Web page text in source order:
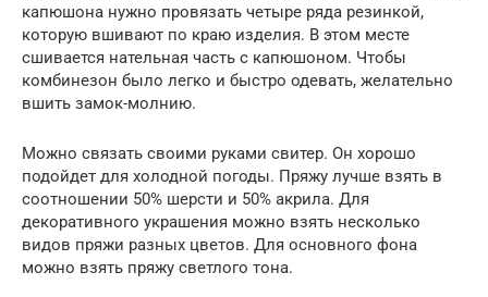
капюшона нужно провязать четыре ряда резинкой,
которую вшивают по краю изделия. В этом месте
сшивается нательная часть с капюшоном. Чтобы
комбинезон было легко и быстро одевать, желательно
вшить замок-молнию.
Можно связать своими руками свитер. Он хорошо
подойдет для холодной погоды. Пряжу лучше взять в
соотношении 50% шерсти и 50% акрила. Для
декоративного украшения можно взять несколько
видов пряжи разных цветов. Для основного фона
можно взять пряжу светлого тона.